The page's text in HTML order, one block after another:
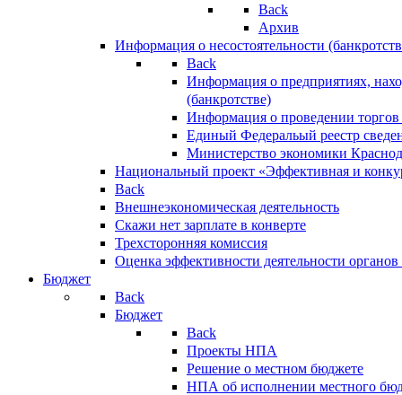
Back
Архив
Информация о несостоятельности
Back
Информация о предприятиях,
(банкротстве)
Информация о проведении
Единый Федеральый реестр
Министерство экономики
Национальный проект «Эффективная и
Back
Внешнеэкономическая деятельность
Скажи нет зарплате в конверте
Трехсторонняя комиссия
Оценка эффективности деятельности
Бюджет
Back
Бюджет
Back
Проекты НПА
Решение о местном бюджете
НПА об исполнении местного